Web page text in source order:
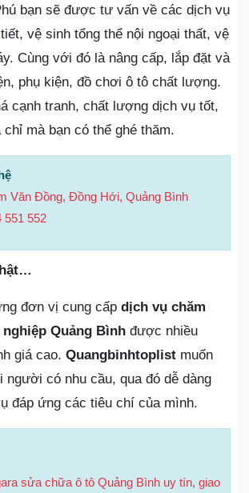
bạn sẽ được tư vấn về các dịch vụ
vệ sinh tổng thể nội ngoại thất, vệ
Cùng với đó là nâng cấp, lắp đặt và
phụ kiện, đồ chơi ô tô chất lượng.
cạnh tranh, chất lượng dịch vụ tốt,
chỉ mà bạn có thể ghé thăm.
Văn Đồng, Đồng Hới, Quảng Bình
551 552
đơn vị cung cấp dịch vụ chăm
Quảng Bình được nhiều
giá cao. Quangbinhtoplist muốn
người có nhu cầu, qua đó dễ dàng
đáp ứng các tiêu chí của mình.
sửa chữa ô tô Quảng Bình uy tín, giao